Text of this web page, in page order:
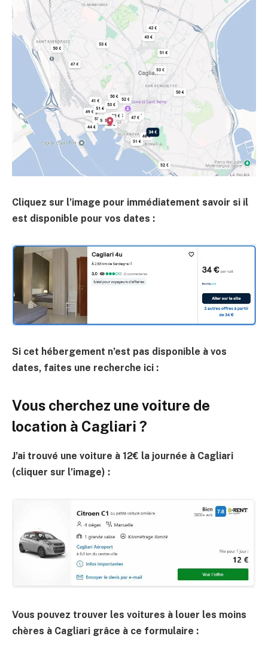
Cliquez sur l’image pour immédiatement savoir si il
est disponible pour vos dates :
Si cet hébergement n’est pas disponible à vos
dates, faites une recherche ici :
Vous cherchez une voiture de
location à Cagliari ?
J’ai trouvé une voiture à 12€ la journée à Cagliari
(cliquer sur l’image) :
Vous pouvez trouver les voitures à louer les moins
chères à Cagliari grâce à ce formulaire :